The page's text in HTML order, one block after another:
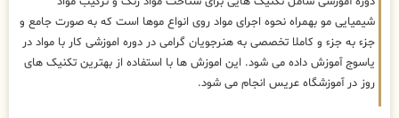
شیمیایی مو بهمراه نحوه اجرای مواد روی انواع موها است که به صورت جامع و
جزء به جزء و کاملا تخصصی به هنرجویان گرامی در دوره اموزشی کار با مواد در
یاسوج آموزش داده می شود. این اموزش ها با استفاده از بهترین تکنیک های
روز در آموزشگاه عریس انجام می شود.